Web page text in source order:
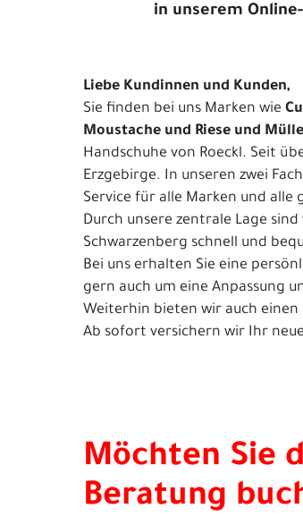
in unserem
Liebe Kundinnen und Kunden,
Sie finden bei uns Marken wie
Moustache und Riese und
Handschuhe von Roeckl. Seit
Erzgebirge. In unseren zwei
Service für alle Marken und alle
Durch unsere zentrale Lage
Schwarzenberg schnell und
Bei uns erhalten Sie eine
gern auch um eine Anpassung
Weiterhin bieten wir auch einen
Ab sofort versichern wir Ihr
Möchten Sie
Beratung